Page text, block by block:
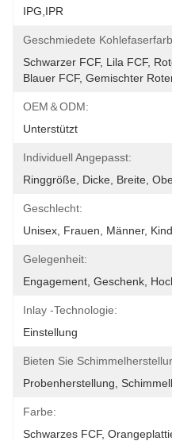
IPG,IPR
Geschmiedete
Schwarzer FCF, Lila FCF,
Blauer FCF, Gemischter
OEM＆ODM:
Unterstützt
Individuell Angepasst:
Ringgröße, Dicke, Breite,
Geschlecht:
Unisex, Frauen, Männer,
Gelegenheit:
Engagement, Geschenk,
Inlay -Technologie:
Einstellung
Bieten Sie
Probenherstellung,
Farbe:
Schwarzes FCF,